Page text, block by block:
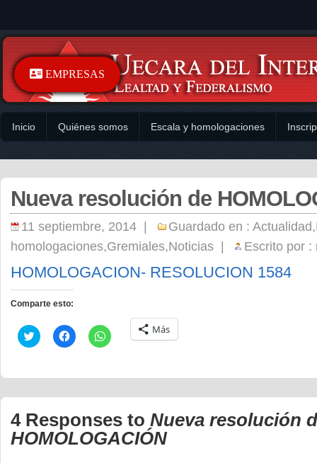
Inicio Quiénes somos Escala y homologaciones
Nueva resolución de
11 septiembre, 2014 | Guardado en : Actualidad,
homologaciones,Gremiales,Noticias Escrito por :
HOMOLOGACION- RESOLUCION 1584
Comparte esto:
Haz
clic
Twitter
abre
una
ventana
nueva)
Haz
clic
Facebook
abre
una
ventana
nueva)
Haz
clic
WhatsApp
abre
una
ventana
nueva)
Más
4 Responses to Nueva resolución
HOMOLOGACIÓN
EMPRESAS